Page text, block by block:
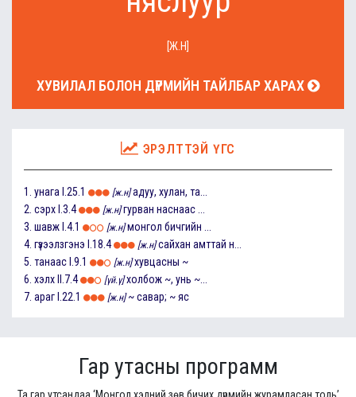
[Ж.Н]
ХУВИЛАЛ БОЛОН ДҮРМИЙН ТАЙЛБАР ХАРАХ
ЭРЭЛТТЭЙ ҮГС
1. унага I.25.1 [ж.н] адуу, хулан, та...
2. сэрх I.3.4 [ж.н] гурван наснаас ...
3. шавж I.4.1 [ж.н] монгол бичгийн ...
4. гүзээлзгэнэ I.18.4 [ж.н] сайхан амттай н...
5. танаас I.9.1 [ж.н] хувцасны ~
6. хэлх II.7.4 [үй.ү] холбож ~, унь ~...
7. араг I.22.1 [ж.н] ~ савар; ~ яс
Гар утасны программ